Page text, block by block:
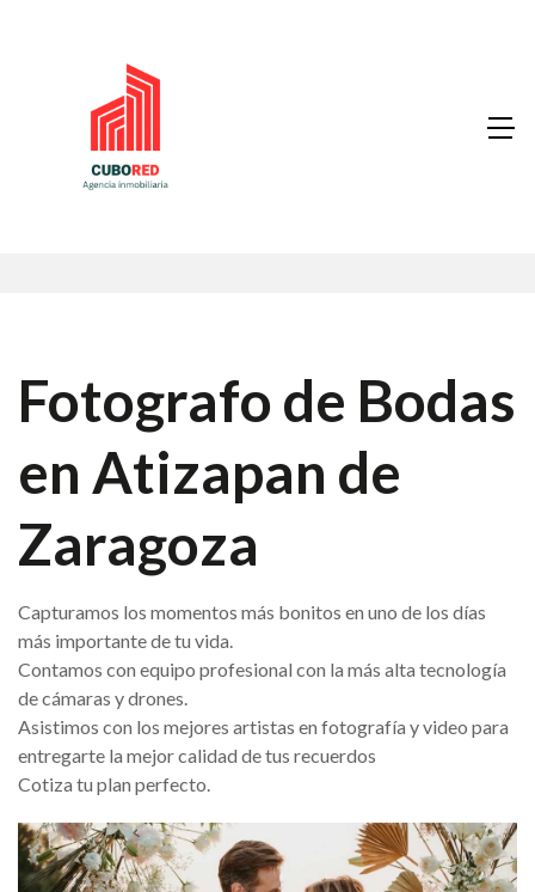
Fotografo de Bodas
en Atizapan de
Zaragoza
Capturamos los momentos más bonitos en uno de los días
más importante de tu vida.
Contamos con equipo profesional con la más alta tecnología
de cámaras y drones.
Asistimos con los mejores artistas en fotografía y video para
entregarte la mejor calidad de tus recuerdos
Cotiza tu plan perfecto.